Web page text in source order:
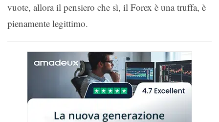
vuote, allora il pensiero che sì, il Forex è una truffa, è
pienamente legittimo.